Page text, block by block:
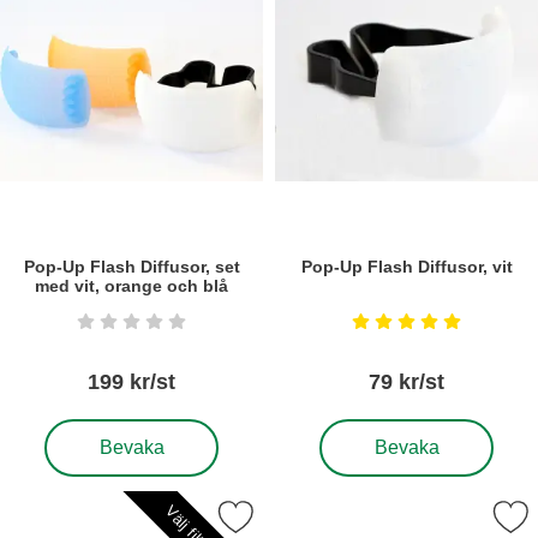
Pop-Up Flash Diffusor, set
med vit, orange och blå
Art. nr5485 Betyg: 0 stjärnor av 5
199 kr/st
Bevaka
, Pop-Up Flash Diffusor, set med vit, orange och blå
Pop-Up Flash Diffusor, vit
Art. nr5201 Betyg: 5 stjärnor
79 kr/st
Bevaka
, Pop-Up Flash Diffusor,
Markera reverseringsring f Canon som favorit
Markera slavblixtutlösare